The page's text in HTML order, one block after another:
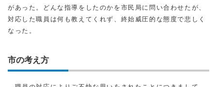
があった。どんな指導をしたのかを市民局に問い合わせたが、
対応した職員は何も教えてくれず、終始威圧的な態度で悲しく
なった。
市の考え方